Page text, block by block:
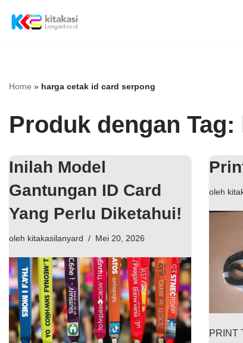
Lompat
Home » harga cetak id card serpong
Produk dengan
Inilah Model
Gantungan ID Card
Yang Perlu Diketahui!
oleh kitakasilanyard Mei 20, 2026
oleh
PRINT